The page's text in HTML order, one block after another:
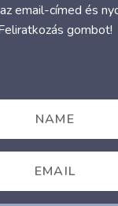
email-címed és
gombot!